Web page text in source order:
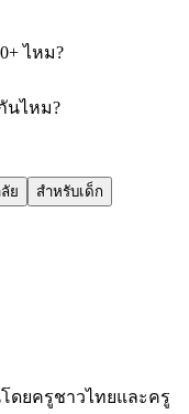
ไหม?
นไหม?
ย สำหรับเด็ก
ดยครูชาวไทยและครู